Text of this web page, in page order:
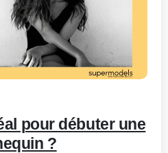
0
pour débuter une
?